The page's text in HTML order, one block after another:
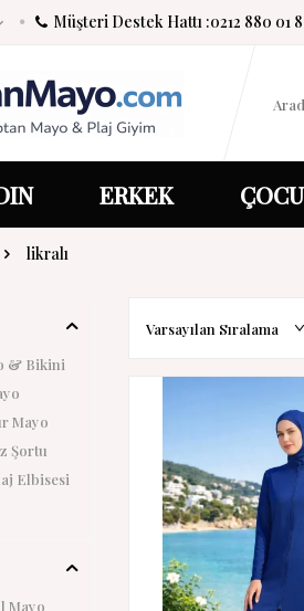
Müşteri Destek Hattı :0212 880 01
ERKEK
likralı
& Bikini
Mayo
Şortu
Elbisesi
Mayo